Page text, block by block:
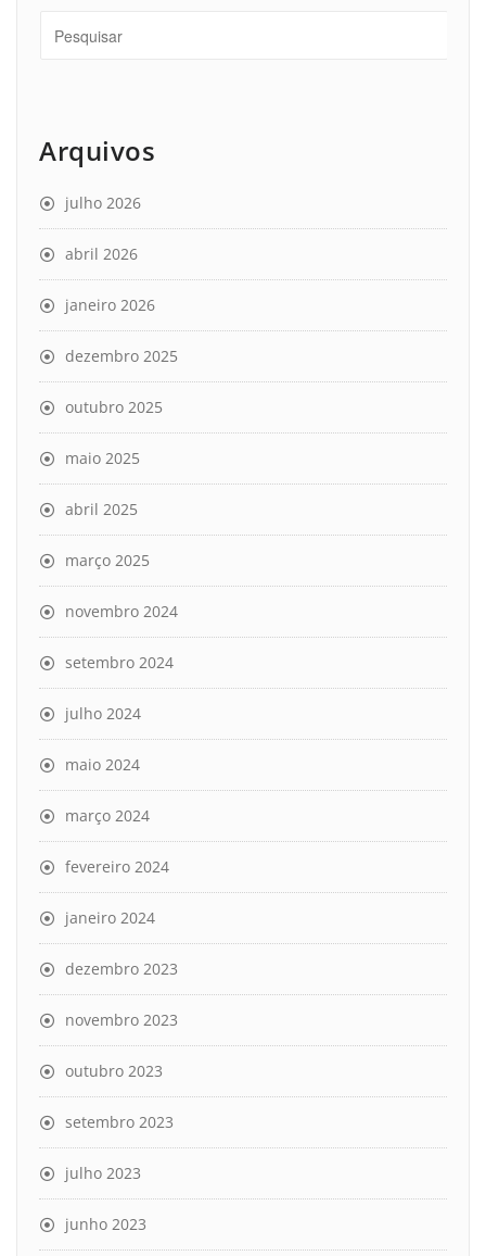
Arquivos
julho 2026
abril 2026
janeiro 2026
dezembro 2025
outubro 2025
maio 2025
abril 2025
março 2025
novembro 2024
setembro 2024
julho 2024
maio 2024
março 2024
fevereiro 2024
janeiro 2024
dezembro 2023
novembro 2023
outubro 2023
setembro 2023
julho 2023
junho 2023